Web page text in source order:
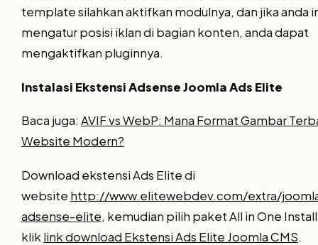
template silahkan aktifkan modulnya, dan jika anda
mengatur posisi iklan di bagian konten, anda dapat
mengaktifkan pluginnya.
Instalasi Ekstensi Adsense Joomla Ads Elite
Baca juga: AVIF vs WebP: Mana Format Gambar
Website Modern?
Download ekstensi Ads Elite di
website http://www.elitewebdev.com/extra/
adsense-elite, kemudian pilih paket All in One
klik link download Ekstensi Ads Elite Joomla CMS.